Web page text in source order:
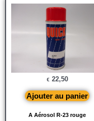
A Aérosol R-23 rouge
€ 22,50
Ajouter au panier